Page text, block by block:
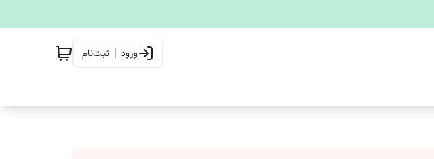
ورود | ثبت‌نام